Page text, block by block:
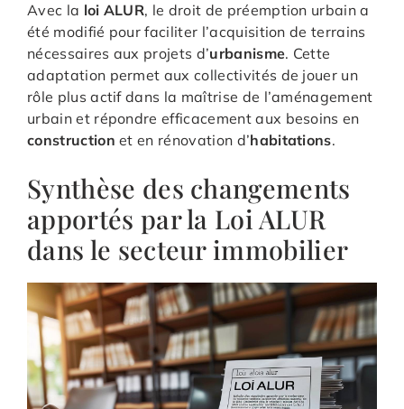
Avec la loi ALUR, le droit de préemption urbain a
été modifié pour faciliter l’acquisition de terrains
nécessaires aux projets d’urbanisme. Cette
adaptation permet aux collectivités de jouer un
rôle plus actif dans la maîtrise de l’aménagement
urbain et répondre efficacement aux besoins en
construction et en rénovation d’habitations.
Synthèse des changements
apportés par la Loi ALUR
dans le secteur immobilier